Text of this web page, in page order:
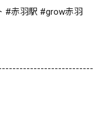
#赤羽駅 #grow赤羽